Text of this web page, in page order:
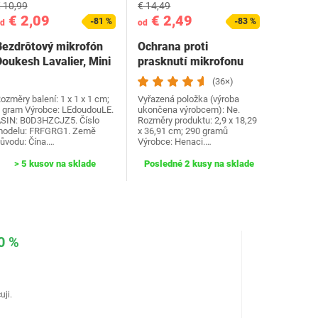
€ 2,09
10,99
-81 %
mikrofón
Lavalier, Mini
balení: 1 x 1 x 1 cm;
gram Výrobce: LEdoudouLE.
B0D3HZCJZ5. Číslo
FRFGRG1. Země
Čína.…
> 5 kusov na sklade
od € 2,49
€ 14,49
-83 %
Ochrana proti
prasknutí mikrofonu
Auphonix - 15cm pop
filtr…
(36×)
Vyřazená položka (výroba
ukončena výrobcem): Ne.
Rozměry produktu: 2,9 x 18,29
x 36,91 cm; 290 gramů
Výrobce: Henaci.…
Posledné 2 kusy na sklade
%